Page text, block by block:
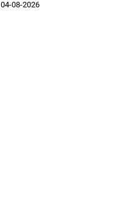
04-08-2026